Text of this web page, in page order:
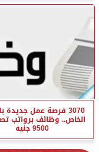
3070 فرصة عمل جديدة
الخاص.. وظائف برواتب
9500 جنيه